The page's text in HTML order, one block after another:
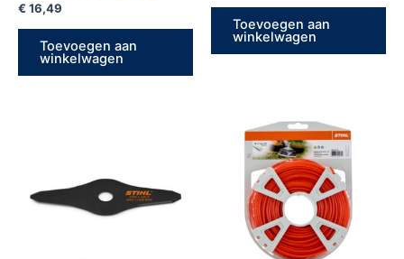
€ 16,49
Toevoegen aan
winkelwagen
Toevoegen aan
winkelwagen